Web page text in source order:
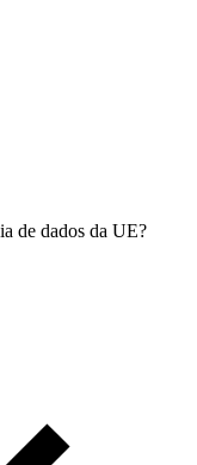
de dados da UE?